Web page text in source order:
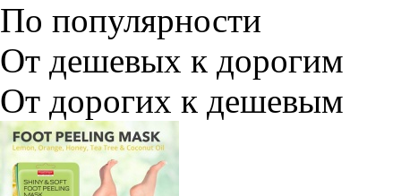
По популярности
От дешевых к дорогим
От дорогих к дешевым